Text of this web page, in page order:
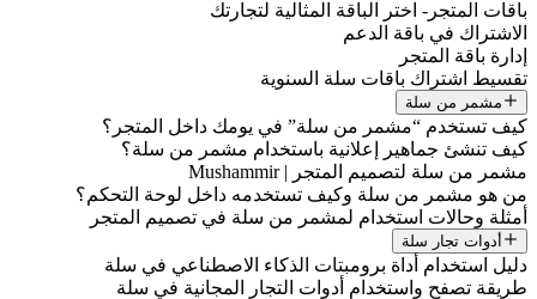
باقات المتجر- اختر الباقة المثالية لتجارتك
الاشتراك في باقة الدعم
إدارة باقة المتجر
تقسيط اشتراك باقات سلة السنوية
مشمر من سلة
كيف تستخدم “مشمر من سلة” في يومك داخل المتجر؟
كيف تنشئ جماهير إعلانية باستخدام مشمر من سلة؟
مشمر من سلة لتصميم المتجر | Mushammir
من هو مشمر من سلة وكيف تستخدمه داخل لوحة التحكم؟
أمثلة وحالات استخدام لمشمر من سلة في تصميم المتجر
أدوات تجار سلة
دليل استخدام أداة برومبتات الذكاء الاصطناعي في سلة
طريقة تصفح واستخدام أدوات التجار المجانية في سلة